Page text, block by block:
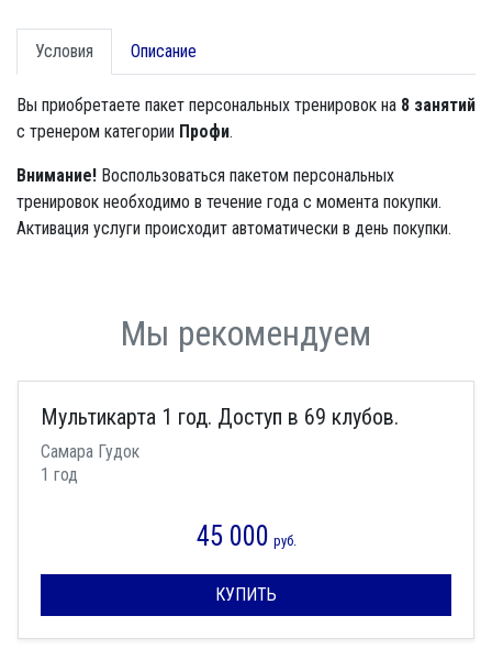
Условия Описание
Вы приобретаете пакет персональных тренировок на 8 занятий
с тренером категории Профи.
Внимание! Воспользоваться пакетом персональных
тренировок необходимо в течение года с момента покупки.
Активация услуги происходит автоматически в день покупки.
Мы рекомендуем
Мультикарта 1 год. Доступ в 69 клубов.
Самара Гудок
1 год
45 000 руб.
КУПИТЬ